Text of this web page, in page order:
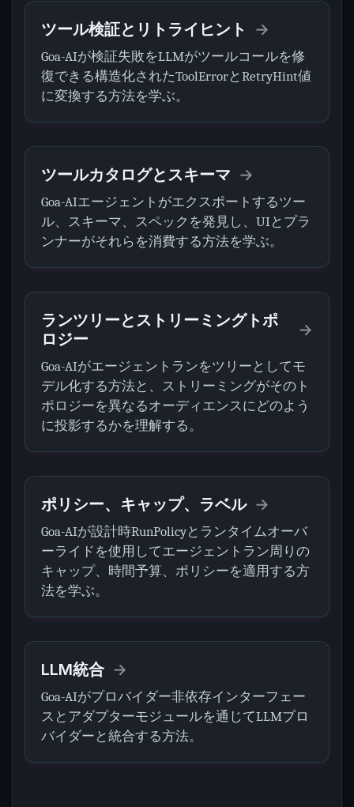
ツール検証とリトライヒント
Goa-AIが検証失敗をLLMがツールコールを修
復できる構造化されたToolErrorとRetryHint値
に変換する方法を学ぶ。
ツールカタログとスキーマ
Goa-AIエージェントがエクスポートするツー
ル、スキーマ、スペックを発見し、UIとプラ
ンナーがそれらを消費する方法を学ぶ。
ランツリーとストリーミングトポ
ロジー
Goa-AIがエージェントランをツリーとしてモ
デル化する方法と、ストリーミングがそのト
ポロジーを異なるオーディエンスにどのよう
に投影するかを理解する。
ポリシー、キャップ、ラベル
Goa-AIが設計時RunPolicyとランタイムオーバ
ーライドを使用してエージェントラン周りの
キャップ、時間予算、ポリシーを適用する方
法を学ぶ。
LLM統合
Goa-AIがプロバイダー非依存インターフェー
スとアダプターモジュールを通じてLLMプロ
バイダーと統合する方法。